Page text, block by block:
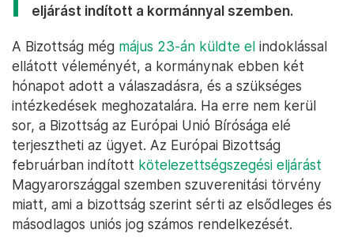
eljárást indított a kormánnyal szemben.
A Bizottság még május 23-án küldte el indoklással
ellátott véleményét, a kormánynak ebben két
hónapot adott a válaszadásra, és a szükséges
intézkedések meghozatalára. Ha erre nem kerül
sor, a Bizottság az Európai Unió Bírósága elé
terjesztheti az ügyet. Az Európai Bizottság
februárban indított kötelezettségszegési eljárást
Magyarországgal szemben szuverenitási törvény
miatt, ami a bizottság szerint sérti az elsődleges és
másodlagos uniós jog számos rendelkezését.